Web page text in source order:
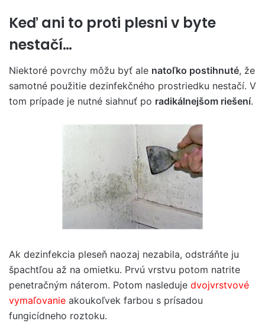
Keď ani to proti plesni v byte
nestačí…
Niektoré povrchy môžu byť ale natoľko postihnuté, že
samotné použitie dezinfekčného prostriedku nestačí. V
tom prípade je nutné siahnuť po radikálnejšom riešení.
Ak dezinfekcia pleseň naozaj nezabila, odstráňte ju
špachtľou až na omietku. Prvú vrstvu potom natrite
penetračným náterom. Potom nasleduje dvojvrstvové
vymaľovanie akoukoľvek farbou s prísadou
fungicídneho roztoku.